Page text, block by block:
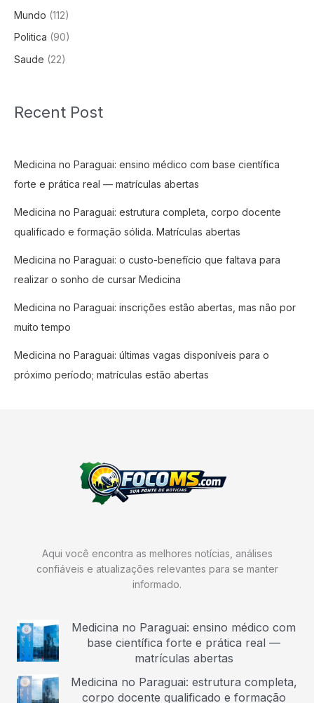
Mundo (112)
Politica (90)
Saude (22)
Recent Post
Medicina no Paraguai: ensino médico com base científica
forte e prática real — matrículas abertas
Medicina no Paraguai: estrutura completa, corpo docente
qualificado e formação sólida. Matrículas abertas
Medicina no Paraguai: o custo-benefício que faltava para
realizar o sonho de cursar Medicina
Medicina no Paraguai: inscrições estão abertas, mas não por
muito tempo
Medicina no Paraguai: últimas vagas disponíveis para o
próximo período; matrículas estão abertas
Aqui você encontra as melhores notícias, análises
confiáveis e atualizações relevantes para se manter
informado.
Medicina no Paraguai: ensino médico com
base científica forte e prática real —
matrículas abertas
Medicina no Paraguai: estrutura completa,
corpo docente qualificado e formação